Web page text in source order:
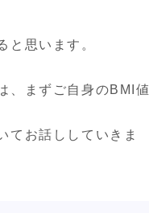
と思います。
、まずご自身のBMI値
てお話ししていきま